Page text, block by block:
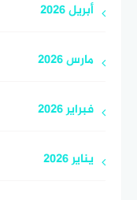
أبريل 2026
مارس 2026
فبراير 2026
يناير 2026